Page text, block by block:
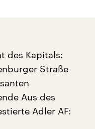
des Kapitals:
Straße
Aus des
Adler AF: